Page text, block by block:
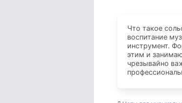
Что такое
воспитание
инструмент.
этим и
чрезывайно